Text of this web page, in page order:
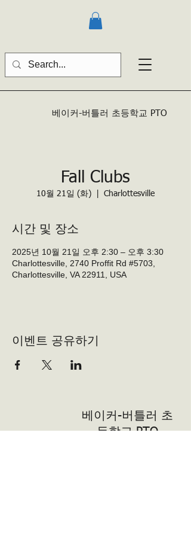
베이커-버틀러 초등학교 PTO
Fall Clubs
10월 21일 (화) Charlottesville
시간 및 장소
2025년 10월 21일 오후 2:30 – 오후 3:30
Charlottesville, 2740 Proffit Rd #5703,
Charlottesville, VA 22911, USA
이벤트 공유하기
베이커-버틀러 초
등학교 PTO